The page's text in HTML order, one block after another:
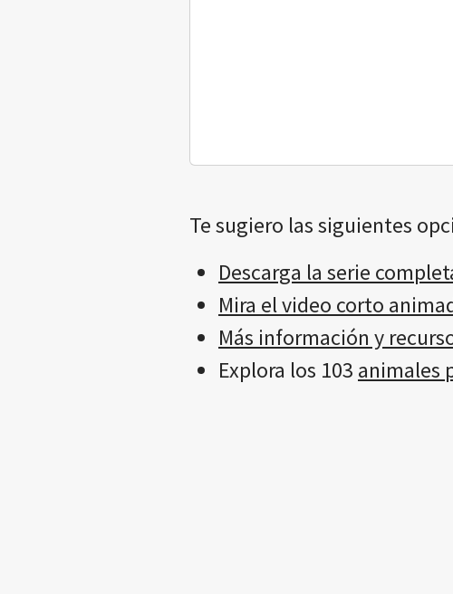
Te sugiero las siguientes
Descarga la serie
Mira el video corto
Más información y
Explora los 103 animales